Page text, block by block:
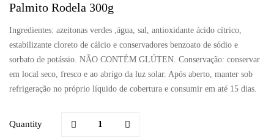
Palmito Rodela 300g
Ingredientes: azeitonas verdes ,água, sal, antioxidante ácido cítrico,
estabilizante cloreto de cálcio e conservadores benzoato de sódio e
sorbato de potássio. NÃO CONTÉM GLÚTEN. Conservação: conservar
em local seco, fresco e ao abrigo da luz solar. Após aberto, manter sob
refrigeração no próprio líquido de cobertura e consumir em até 15 dias.
Quantity